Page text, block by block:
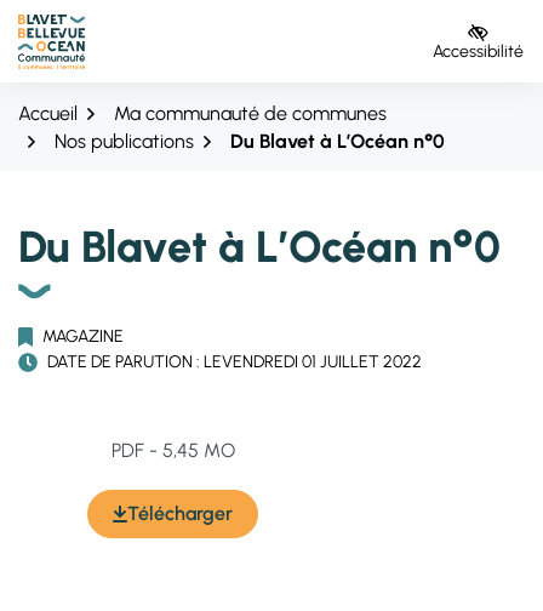
Aller
navigation
Aller
au
contenu
Aller
au
pied
page
Accessibilité
Accueil
Ma communauté de communes
Nos publications
Du Blavet à L’Océan n°0
Du Blavet à L’Océan n°0
MAGAZINE
DATE DE PARUTION : LEVENDREDI 01 JUILLET 2022
PDF - 5,45 MO
Télécharger
(ouverture dans un nouvel onglet)